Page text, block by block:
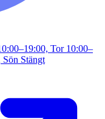
Tor 10:00–
Stängt